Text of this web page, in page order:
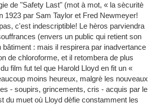
de "Safety Last" (mot à mot, « la sècuritè
1923 par Sam Taylor et Fred Newmeyer!
c'est indescriptible! Le hèros parviendra
(envers un public qui retient son
bâtiment : mais il respirera par inadvertance
de chloroforme, et il retombera de plus
film fut tel que Harold Lloyd en fit un «
moins heureux, malgrè les nouveaux
- soupirs, grincements, cris - acquis par le
du muet où Lloyd dèfie constamment les